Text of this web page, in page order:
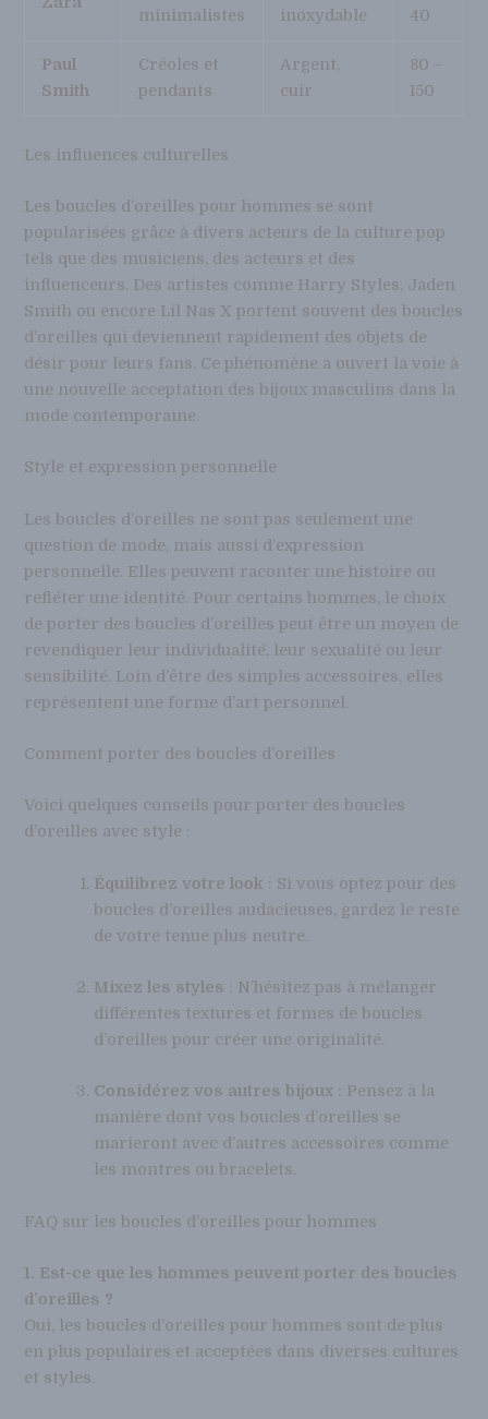
minimalistes inoxydable 40
Paul
Smith
Créoles et
pendants
Argent,
cuir
80 –
150
Les influences culturelles
Les boucles d’oreilles pour hommes se sont
popularisées grâce à divers acteurs de la culture pop
tels que des musiciens, des acteurs et des
influenceurs. Des artistes comme Harry Styles, Jaden
Smith ou encore Lil Nas X portent souvent des boucles
d’oreilles qui deviennent rapidement des objets de
désir pour leurs fans. Ce phénomène a ouvert la voie à
une nouvelle acceptation des bijoux masculins dans la
mode contemporaine.
Style et expression personnelle
Les boucles d’oreilles ne sont pas seulement une
question de mode, mais aussi d’expression
personnelle. Elles peuvent raconter une histoire ou
refléter une identité. Pour certains hommes, le choix
de porter des boucles d’oreilles peut être un moyen de
revendiquer leur individualité, leur sexualité ou leur
sensibilité. Loin d’être des simples accessoires, elles
représentent une forme d’art personnel.
Comment porter des boucles d’oreilles
Voici quelques conseils pour porter des boucles
d’oreilles avec style :
Équilibrez votre look : Si vous optez pour des
boucles d’oreilles audacieuses, gardez le reste
de votre tenue plus neutre.
Mixez les styles : N’hésitez pas à mélanger
différentes textures et formes de boucles
d’oreilles pour créer une originalité.
Considérez vos autres bijoux : Pensez à la
manière dont vos boucles d’oreilles se
marieront avec d’autres accessoires comme
les montres ou bracelets.
FAQ sur les boucles d’oreilles pour hommes
1. Est-ce que les hommes peuvent porter des boucles
d’oreilles ?
Oui, les boucles d’oreilles pour hommes sont de plus
en plus populaires et acceptées dans diverses cultures
et styles.